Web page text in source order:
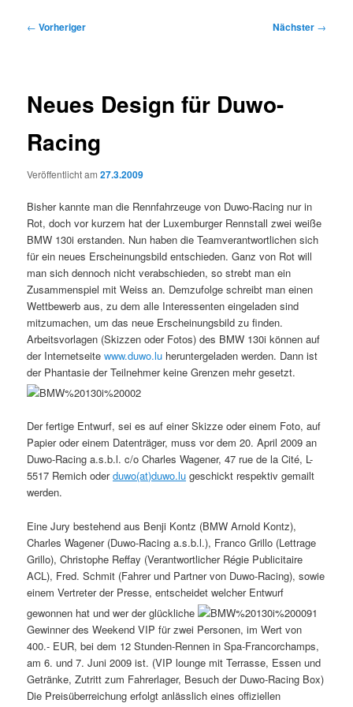
Beitragsnavigation
← Vorheriger Nächster →
Neues Design für Duwo-
Racing
Veröffentlicht am27.3.2009
Bisher kannte man die Rennfahrzeuge von Duwo-Racing nur in
Rot, doch vor kurzem hat der Luxemburger Rennstall zwei weiße
BMW 130i erstanden. Nun haben die Teamverantwortlichen sich
für ein neues Erscheinungsbild entschieden. Ganz von Rot will
man sich dennoch nicht verabschieden, so strebt man ein
Zusammenspiel mit Weiss an. Demzufolge schreibt man einen
Wettbewerb aus, zu dem alle Interessenten eingeladen sind
mitzumachen, um das neue Erscheinungsbild zu finden.
Arbeitsvorlagen (Skizzen oder Fotos) des BMW 130i können auf
der Internetseitewww.duwo.lu heruntergeladen werden. Dann ist
der Phantasie der Teilnehmer keine Grenzen mehr gesetzt.
Der fertige Entwurf, sei es auf einer Skizze oder einem Foto, auf
Papier oder einem Datenträger, muss vor dem 20. April 2009 an
Duwo-Racing a.s.b.l. c/o Charles Wagener, 47 rue de la Cité, L-
5517 Remich oderduwo(at)duwo.lu geschickt respektiv gemailt
werden.
Eine Jury bestehend aus Benji Kontz (BMW Arnold Kontz),
Charles Wagener (Duwo-Racing a.s.b.l.), Franco Grillo (Lettrage
Grillo), Christophe Reffay (Verantwortlicher Régie Publicitaire
ACL), Fred. Schmit (Fahrer und Partner von Duwo-Racing), sowie
einem Vertreter der Presse, entscheidet welcher Entwurf
gewonnen hat und wer der glückliche
Gewinner des Weekend VIP für zwei Personen, im Wert von
400.- EUR, bei dem 12 Stunden-Rennen in Spa-Francorchamps,
am 6. und 7. Juni 2009 ist. (VIP lounge mit Terrasse, Essen und
Getränke, Zutritt zum Fahrerlager, Besuch der Duwo-Racing Box)
Die Preisüberreichung erfolgt anlässlich eines offiziellen